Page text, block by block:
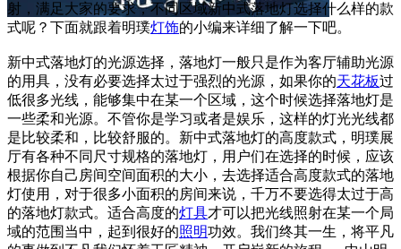
射，满足大家的要求，不同区域新中式落地灯选择什么样的款
式呢？下面就跟着明璞灯饰的小编来详细了解一下吧。
新中式落地灯的光源选择，落地灯一般只是作为客厅辅助光源
的用具，没有必要选择太过于强烈的光源，如果你的天花板过
低很多光线，能够集中在某一个区域，这个时候选择落地灯是
一些柔和光源。不管你是学习或者是娱乐，这样的灯光光线都
是比较柔和，比较舒服的。新中式落地灯的高度款式，明璞展
厅有各种不同尺寸规格的落地灯，用户们在选择的时候，应该
根据你自己房间空间面积的大小，去选择适合高度款式的落地
灯使用，对于很多小面积的房间来说，千万不要选得太过于高
的落地灯款式。适合高度的灯具才可以把光线照射在某一个局
域的范围当中，起到很好的照明功效。我们终其一生，将平凡